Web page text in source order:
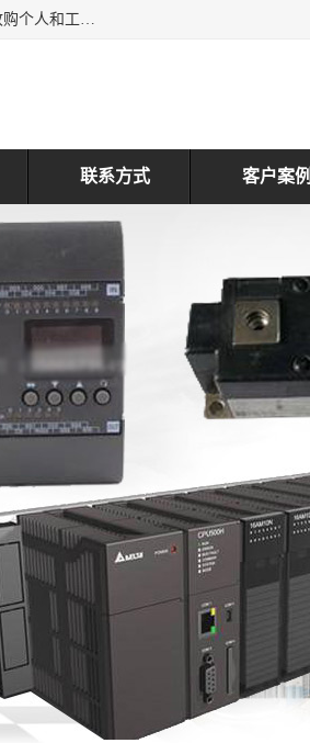
深圳市福田区诚芯源电子商行主营业务：回收西门子模块、回收西门子触摸屏、回收西门子PLC等；长期高价现金收购个人和工厂库存电子元件，我们以努力处事、以诚信待人，能迅速为客户消化库存、减少仓储、回笼资金，我们交易灵活方便，现金支付，价格合 理，尽量满足客户的要求，提供一条龙服务。
联系方式 客户案例